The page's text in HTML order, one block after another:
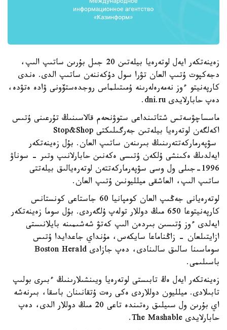
زەينەتكەر ايەل لوتەرەيا بيلەتىن 20 جىل بۇرىن ساتىپ الىپ،
دجەكپوت ۇتىپ العان تۋرا سول دۇكەننەن ساتىپ الدى. ەندى
كارپەنيتو ءوز نەمەرەلەرىنە ۇمىتىلماس روجدەستۆونى ۋادە ەتۋدە،
دەپ حابارلايدى dni.ru.
ماسساچۋسەتس شتاتىنداعى ستوۋنحەم قالاسىنىڭ تۇرعىنى ۇتىس
سۋپەرماركەتتەرىنىڭ بىرىنەن ساتىپ العان. بۇل زەينەتكەر
ايەلدىڭ ەكىنشى ۇلكەن ۇتىسى ەكەنىن حابارلانىپ وتىر - سوناۋ
1996-جىلى ول وسى سۋپەرماركەتتەن لوتەرەيالىق بيلەتتى
ساتىپ الىپ، العاشقى ميلليونىن ۇتىپ العان.
لوتەرەيانى جەڭىپ العان كومپانيا 60 جاستاعى كونستانس
كارپەنيتوعا 650 مىڭ دوللار تولەپ ۇلگەردى. بۇل سوما زەينەتكەر
ايەلدى ءوز ۇتىسىن بىردەن الىپ كەتۋ شەشىمىنە بايلانىستى
ازايتىلعان - زاڭناماعا سايكەس، مۇنداي جاعدايدا ۇتىس
سوماسىنا سالىق سالىنادى، دەپ جازادى Boston Herald
باسىلىمى.
زەينەتكەر ايەل ەڭ تابىستى لوتەرەيا ويىنشىلارىنىڭ ءبىرى بولىپ
تابىلادى. ميلليون دوللاردى ەكى رەت ۇتقانىنان باسقا، بىرنەشە
اي بۇرىن ول سىيلىق رەتىندە تاعى 20 مىڭ دوللار الدى، دەپ
حابارلايدى The Mashable.